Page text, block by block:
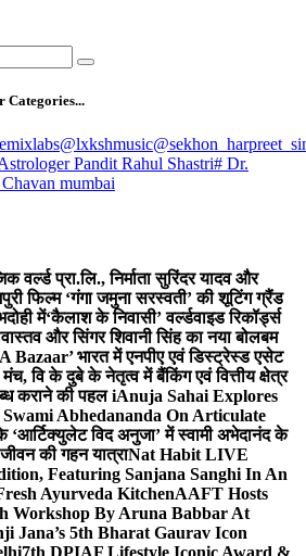
Categories...
@lxkshmusic
Pandit Rahul Shastri# Dr.
mumbai
वर्ल्ड प्रा.लि., निर्माता सुरिंदर यादव और
फिल्म ‘गंगा जमुना सरस्वती’ की शूटिंग ग्रैंड
में‘कैलाश के निवासी’ वर्ल्डवाइड रिकॉर्ड्स
और सिंगर शिवानी सिंह का नया बोलबम
Bazaar’ भारत में एनपीए एवं डिस्ट्रेस्ड एसेट
मंच, वि के दुबे के नेतृत्व में बैंकिंग एवं वित्तीय क्षेत्र
कराने की पहल iAnuja Sahai Explores
Abhedananda On Articulate
‘आर्टिक्युलेट विद अनुजा’ में स्वामी अभेदानंद के
की गहन यात्राNat Habit LIVE
Featuring Sanjana Sanghi In An
Ayurveda KitchenAAFT Hosts
Workshop By Aruna Babbar At
Jana’s 5th Bharat Gaurav Icon
7th DPIAF Lifestyle Iconic Award &